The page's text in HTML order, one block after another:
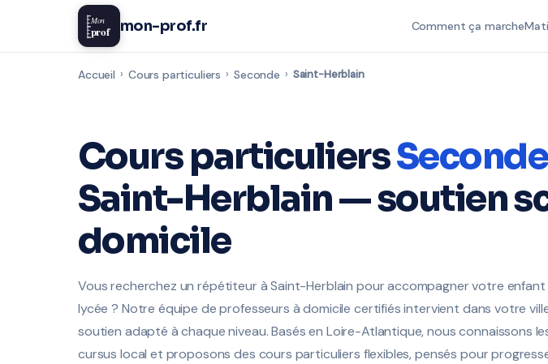
Mon
prof mon-prof.fr Comment ça marche
Accueil › Cours particuliers › Seconde › Saint-Herblain
Cours particuliersSeconde
Saint-Herblain — soutien
domicile
Vous recherchez un répétiteur à Saint-Herblain pour accompagner votre enfant
lycée ? Notre équipe de professeurs à domicile certifiés intervient dans votre
soutien adapté à chaque niveau. Basés en Loire-Atlantique, nous connaissons
cursus local et proposons des cours particuliers flexibles, pensés pour